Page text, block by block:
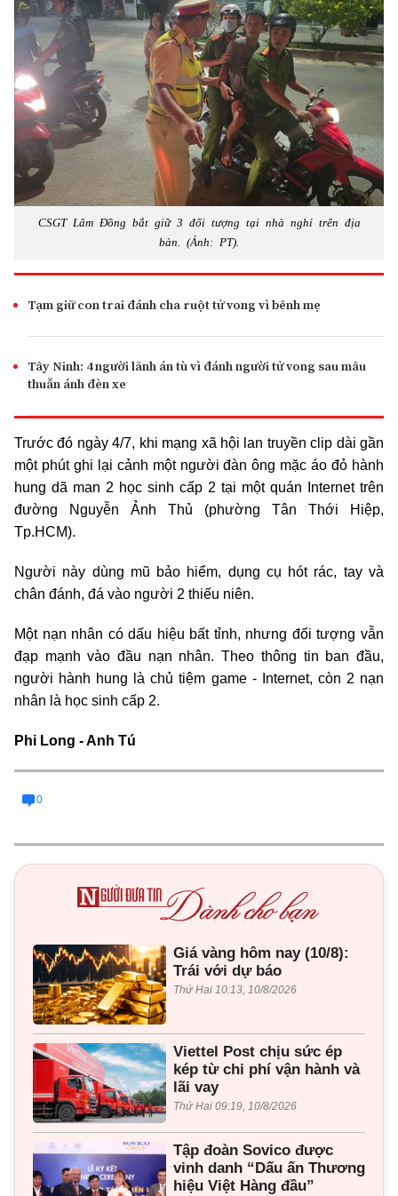
CSGT Lâm Đồng bắt giữ 3 đối tượng tại nhà nghỉ trên địa
bàn. (Ảnh: PT).
Tạm giữ con trai đánh cha ruột tử vong vì bênh mẹ
Tây Ninh: 4 người lãnh án tù vì đánh người tử vong sau mâu
thuẫn ánh đèn xe
Trước đó ngày 4/7, khi mạng xã hội lan truyền clip dài gần
một phút ghi lại cảnh một người đàn ông mặc áo đỏ hành
hung dã man 2 học sinh cấp 2 tại một quán Internet trên
đường Nguyễn Ảnh Thủ (phường Tân Thới Hiệp,
Tp.HCM).
Người này dùng mũ bảo hiểm, dụng cụ hót rác, tay và
chân đánh, đá vào người 2 thiếu niên.
Một nạn nhân có dấu hiệu bất tỉnh, nhưng đối tượng vẫn
đạp mạnh vào đầu nạn nhân. Theo thông tin ban đầu,
người hành hung là chủ tiệm game - Internet, còn 2 nạn
nhân là học sinh cấp 2.
Phi Long - Anh Tú
0
Giá vàng hôm nay (10/8):
Trái với dự báo
Thứ Hai 10:13, 10/8/2026
Viettel Post chịu sức ép
kép từ chi phí vận hành và
lãi vay
Thứ Hai 09:19, 10/8/2026
Tập đoàn Sovico được
vinh danh “Dấu ấn Thương
hiệu Việt Hàng đầu”